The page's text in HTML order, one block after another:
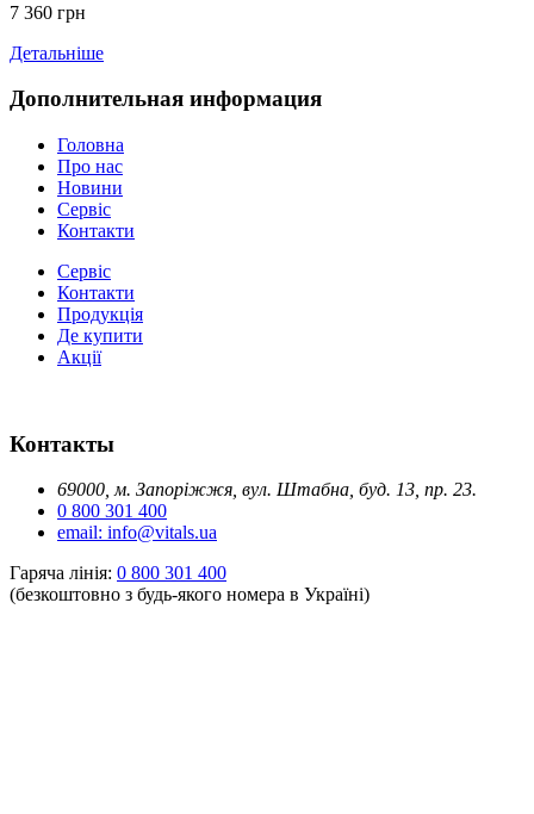
7 360 грн
Детальніше
Дополнительная информация
Головна
Про нас
Новини
Сервіс
Контакти
Сервіс
Контакти
Продукція
Де купити
Акції
Контакты
69000, м. Запоріжжя, вул. Штабна, буд. 13, пр. 23.
0 800 301 400
email: info@vitals.ua
Гаряча лінія: 0 800 301 400
(безкоштовно з будь-якого номера в Україні)